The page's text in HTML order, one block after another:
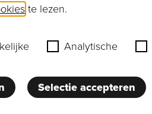
te lezen.
Analytische
Selectie accepteren